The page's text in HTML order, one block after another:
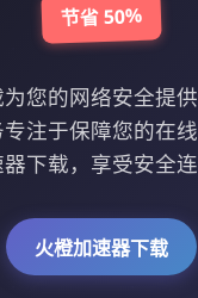
节省 50%
您的网络安全提供
注于保障您的在
下载，享受安全连
火橙加速器下载